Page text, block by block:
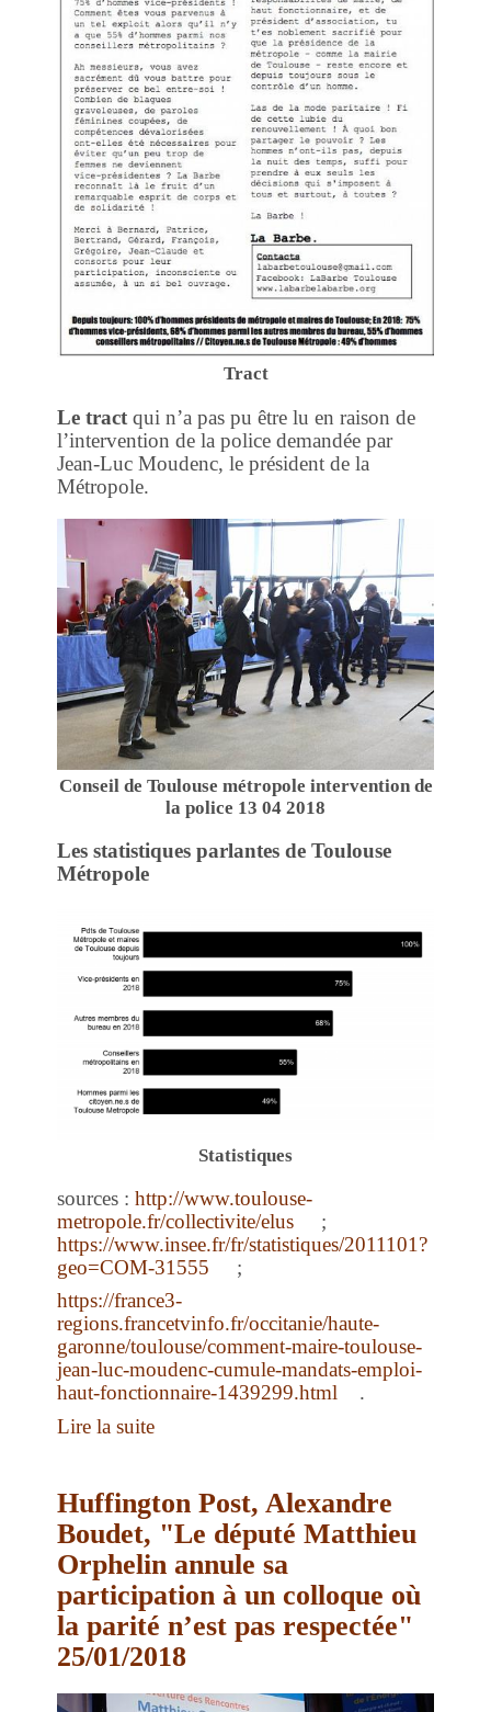
Tract
Le tractqui n’a pas pu être lu en raison de
l’intervention de la police demandée par
Jean-Luc Moudenc, le président de la
Métropole.
Conseil de Toulouse métropole intervention de
la police 13 04 2018
Les statistiques parlantes de Toulouse
Métropole
Statistiques
sources :http://www.toulouse-
metropole.fr/collectivite/elus
;
https://www.insee.fr/fr/statistiques/2011101?
geo=COM-31555
;
https://france3-
regions.francetvinfo.fr/occitanie/haute-
garonne/toulouse/comment-maire-toulouse-
jean-luc-moudenc-cumule-mandats-emploi-
haut-fonctionnaire-1439299.html
.
Lire la suite
Huffington Post, Alexandre
Boudet, "Le député Matthieu
Orphelin annule sa
participation à un colloque où
la parité n’est pas respectée"
25/01/2018